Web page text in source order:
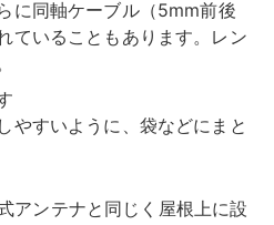
去するときの注意点
高所での作業で危険性が非常
全に十分配慮して行います。